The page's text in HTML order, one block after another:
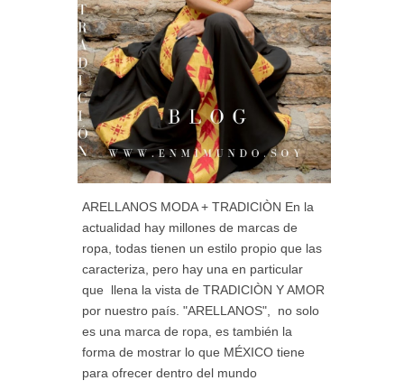
ARELLANOS MODA + TRADICIÒN En la
actualidad hay millones de marcas de
ropa, todas tienen un estilo propio que las
caracteriza, pero hay una en particular
que llena la vista de TRADICIÒN Y AMOR
por nuestro país. "ARELLANOS", no solo
es una marca de ropa, es también la
forma de mostrar lo que MÉXICO tiene
para ofrecer dentro del mundo